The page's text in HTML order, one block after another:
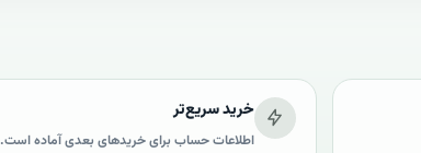
خرید سریع‌تر
اطلاعات حساب برای خریدهای بعدی آماده است.